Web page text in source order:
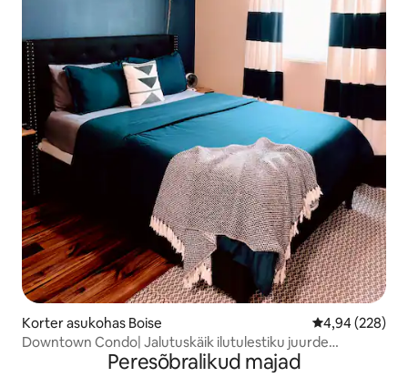
Korter asukohas Boise Keskmine
4,94 (228)
Downtown Condo| Jalutuskäik ilutulestiku juurde
+baarid+restoranidPeresõbralikud majad